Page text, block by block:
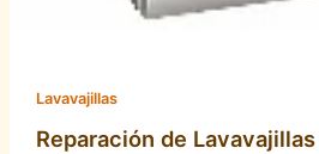
Lavavajillas
Reparación de